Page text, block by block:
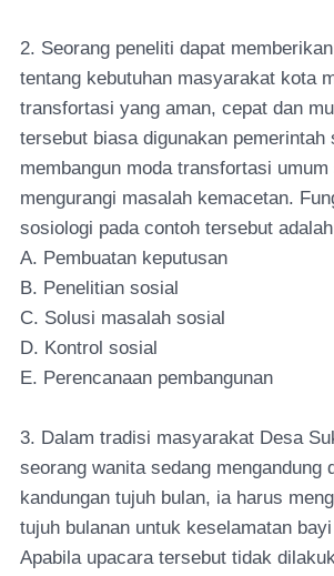
2. Seorang peneliti dapat
tentang kebutuhan masyarakat kota
transfortasi yang aman, cepat dan
tersebut biasa digunakan pemerintah
membangun moda transfortasi
mengurangi masalah kemacetan.
sosiologi pada contoh tersebut
A. Pembuatan keputusan
B. Penelitian sosial
C. Solusi masalah sosial
D. Kontrol sosial
E. Perencanaan pembangunan
3. Dalam tradisi masyarakat Desa
seorang wanita sedang mengandung
kandungan tujuh bulan, ia harus
tujuh bulanan untuk keselamatan
Apabila upacara tersebut tidak